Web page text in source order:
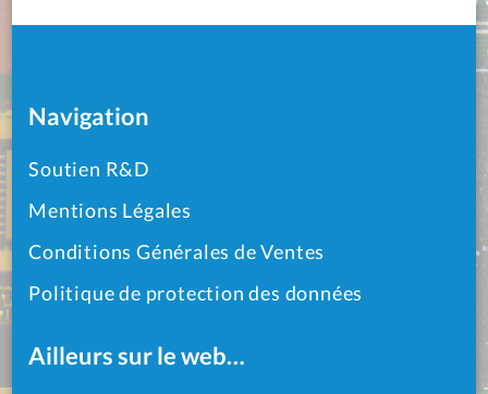
Navigation
Soutien R&D
Mentions Légales
Conditions Générales de Ventes
Politique de protection des données
Ailleurs sur le web…